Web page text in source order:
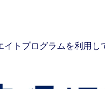
トプログラムを利用し